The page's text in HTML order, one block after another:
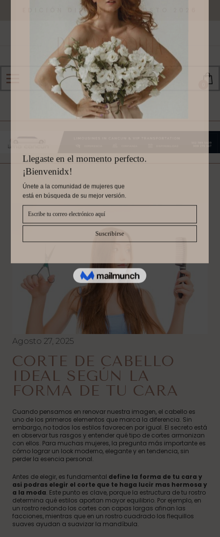
EDICIÓN DISPONIBLE AGOSTO 2026
Agosto 27, 2025
CORTE DE CABELLO
IDEAL SEGÚN LA
FORMA DE TU CARA
Cuando pensamos en renovar nuestra imagen, el cabello es
uno de los primeros elementos que marca la diferencia. Sin
embargo, no todos los estilos favorecen por igual. El secreto está
en observar tus rasgos y entender qué tipo de cortes armonizan
con ellos. Para muchas mujeres, la pregunta más importante es
cómo lograr un look moderno, elegante y en tendencia, sin
perder la esencia personal.
Antes de elegir, es fundamental define la forma de tu cara y
asi podras elegir el corte que te haga lucir mas hermosa y
a la moda. Este punto es clave, porque la estructura de tu rostro
determina qué estilos aportan mayor equilibrio. Por ejemplo, en
un rostro redondo los cortes con capas largas afinan las
facciones, mientras que en un rostro cuadrado los flequillos
suaves ayudan a suavizar la mandíbula.